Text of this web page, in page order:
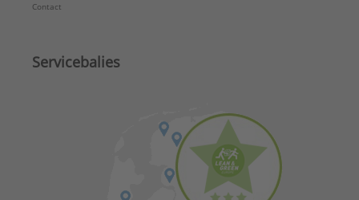
Contact
Servicebalies